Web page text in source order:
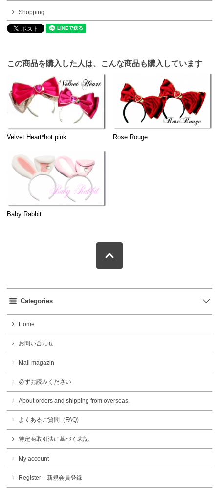
Shopping
この商品を購入した人は、こんな商品も購入しています
Velvet Heart*hot pink Rose Rouge
Baby Rabbit
Categories
Home
お問い合わせ
Mail magazin
必ずお読みください
About orders and shipping from overseas.
よくあるご質問（FAQ)
特定商取引法に基づく表記
My account
Register・新規会員登録